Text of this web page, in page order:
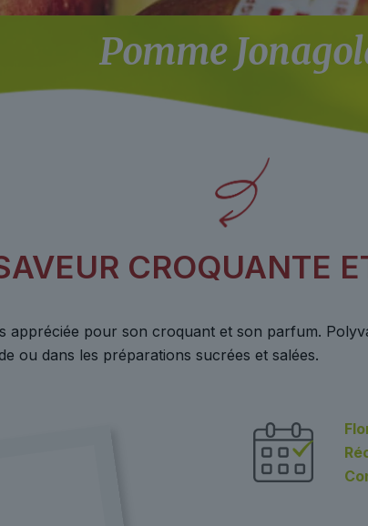
Pomme
CROQUANTE
appréciée pour son croquant et son parfum.
ou dans les préparations sucrées et salées.